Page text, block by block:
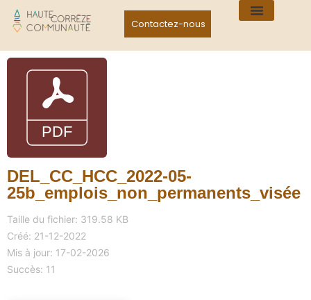
Contactez-nous
DEL_CC_HCC_2022-05-
25b_emplois_non_permanents_visée
Taille du fichier: 319.58 KB
Créé: 21-12-2022
Mis à jour: 17-02-2026
Succès: 11